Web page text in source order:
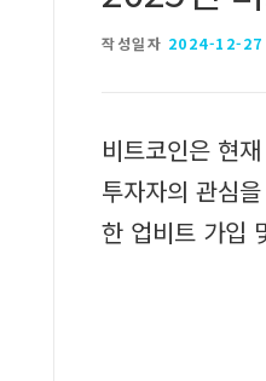
작성일자 2024-12-27
비트코인은 현
투자자의 관심
한 업비트 가입